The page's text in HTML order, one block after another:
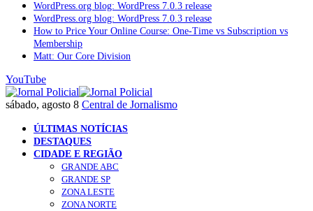
WordPress.org blog: WordPress 7.0.3 release
WordPress.org blog: WordPress 7.0.3 release
How to Price Your Online Course: One-Time vs Subscription vs
Membership
Matt: Our Core Division
YouTube
sábado, agosto 8 Central de Jornalismo
ÚLTIMAS NOTÍCIAS
DESTAQUES
CIDADE E REGIÃO
GRANDE ABC
GRANDE SP
ZONA LESTE
ZONA NORTE